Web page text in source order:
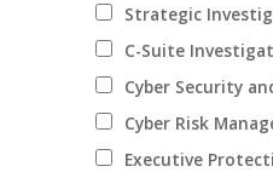
Strategic
C-Suite
Cyber Security
Cyber Risk
Executive